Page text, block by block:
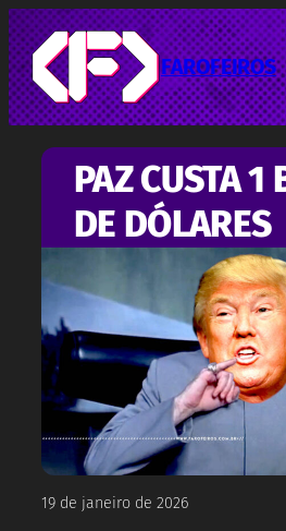
Pular
para
o
conteúdo
FAROFEIROS
PAZ CUSTA 1
DE DÓLARES
19 de janeiro de 2026